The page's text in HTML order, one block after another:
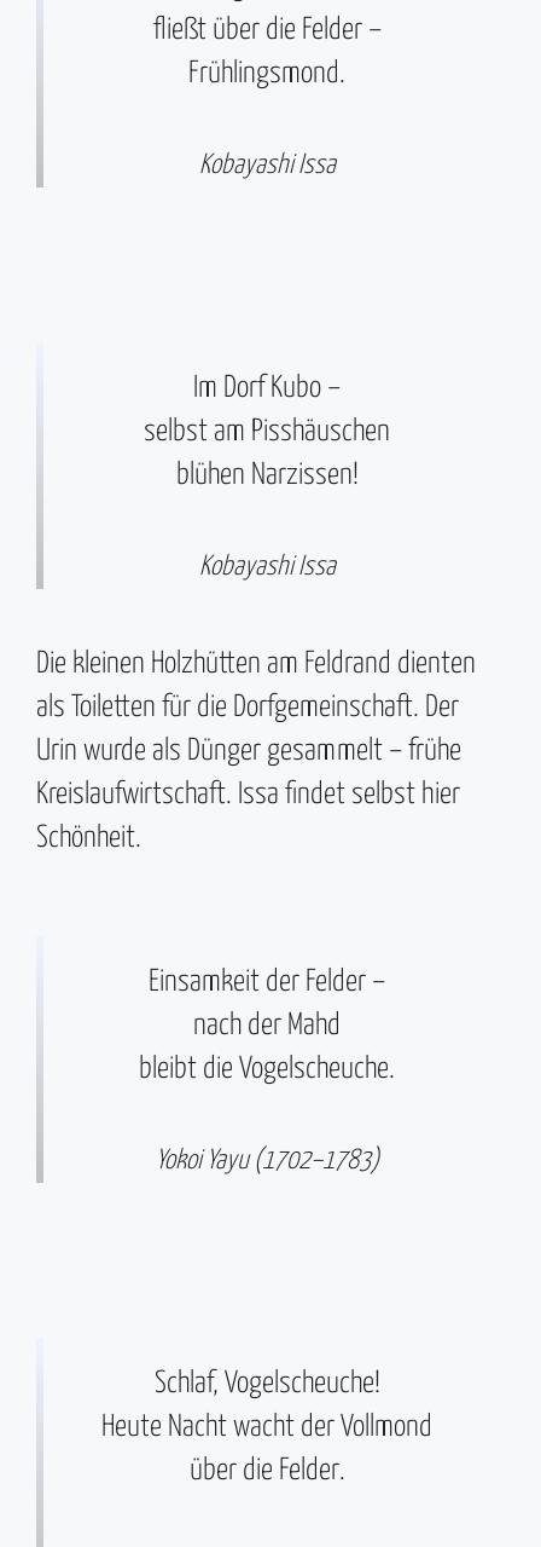
fließt über die Felder –
Frühlingsmond.
Kobayashi Issa
Im Dorf Kubo –
selbst am Pisshäuschen
blühen Narzissen!
Kobayashi Issa
Die kleinen Holzhütten am Feldrand dienten
als Toiletten für die Dorfgemeinschaft. Der
Urin wurde als Dünger gesammelt – frühe
Kreislaufwirtschaft. Issa findet selbst hier
Schönheit.
Einsamkeit der Felder –
nach der Mahd
bleibt die Vogelscheuche.
Yokoi Yayu (1702–1783)
Schlaf, Vogelscheuche!
Heute Nacht wacht der Vollmond
über die Felder.